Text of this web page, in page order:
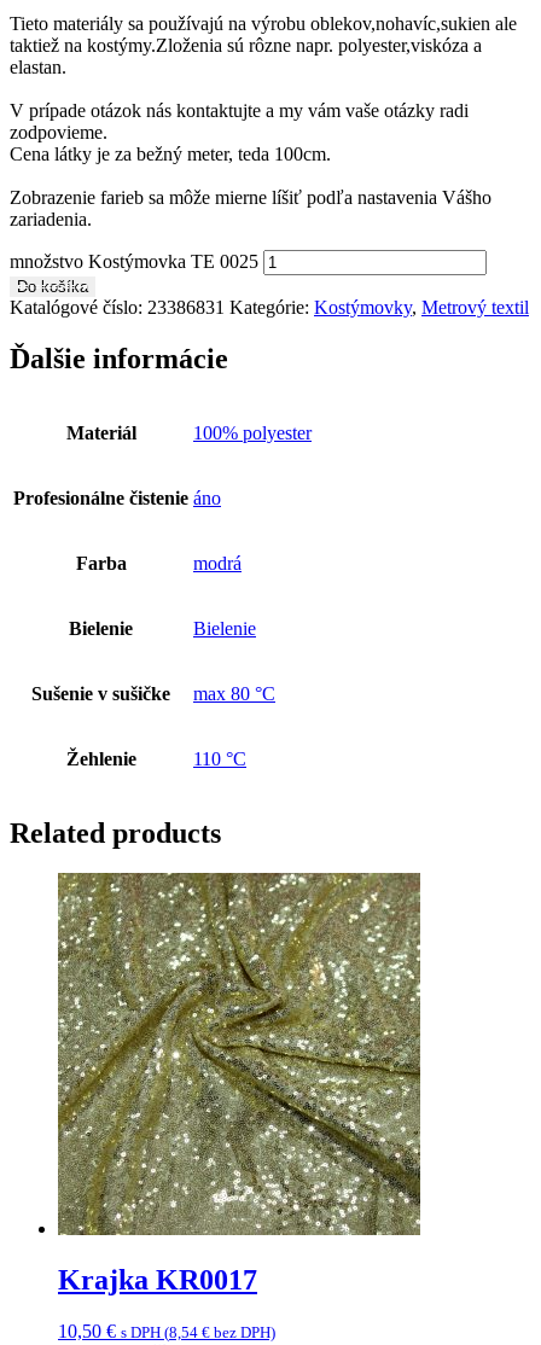
Tieto materiály sa používajú na výrobu oblekov,nohavíc,sukien ale
taktiež na kostýmy.Zloženia sú rôzne napr. polyester,viskóza a
elastan.
V prípade otázok nás kontaktujte a my vám vaše otázky radi
zodpovieme.
Cena látky je za bežný meter, teda 100cm.
Zobrazenie farieb sa môže mierne líšiť podľa nastavenia Vášho
zariadenia.
množstvo Kostýmovka TE 0025
Do košíka
Katalógové číslo: 23386831 Kategórie: Kostýmovky, Metrový textil
Ďalšie informácie
Materiál 100% polyester
Profesionálne čistenie áno
Farba modrá
Bielenie Bielenie
Sušenie v sušičke max 80 °C
Žehlenie 110 °C
Related products
Krajka KR0017
10,50 € s DPH (8,54 € bez DPH)